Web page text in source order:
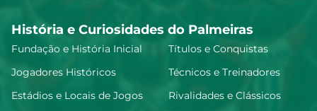
História e Curiosidades do Palmeiras
Fundação e História Inicial
Títulos e Conquistas
Jogadores Históricos
Técnicos e Treinadores
Estádios e Locais de Jogos
Rivalidades e Clássicos